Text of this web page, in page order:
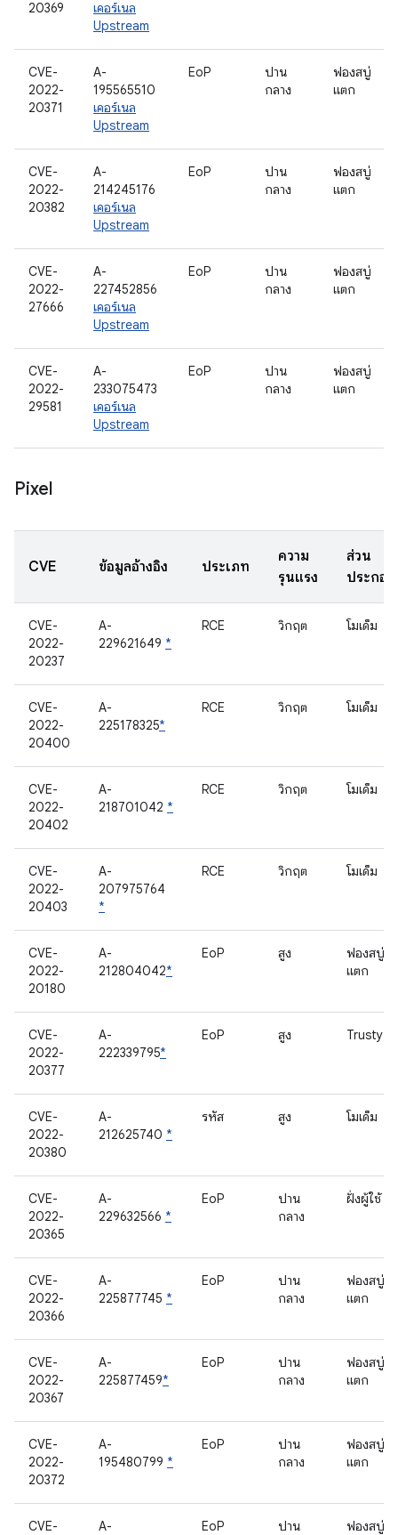
20369
เคอร์เนล
Upstream
CVE-
2022-
20371
A-
195565510
เคอร์เนล
Upstream
EoP
ปาน
กลาง
ฟองสบู่
แตก
CVE-
2022-
20382
A-
214245176
เคอร์เนล
Upstream
EoP
ปาน
กลาง
ฟองสบู่
แตก
CVE-
2022-
27666
A-
227452856
เคอร์เนล
Upstream
EoP
ปาน
กลาง
ฟองสบู่
แตก
CVE-
2022-
29581
A-
233075473
เคอร์เนล
Upstream
EoP
ปาน
กลาง
ฟองสบู่
แตก
Pixel
CVE ข้อมูลอ้างอิง ประเภท
ความ
รุนแรง
ส่วน
ประกอบ
CVE-
2022-
20237
A-
229621649 *
RCE วิกฤต โมเด็ม
CVE-
2022-
20400
A-
225178325*
RCE วิกฤต โมเด็ม
CVE-
2022-
20402
A-
218701042 *
RCE วิกฤต โมเด็ม
CVE-
2022-
20403
A-
207975764
*
RCE วิกฤต โมเด็ม
CVE-
2022-
20180
A-
212804042*
EoP สูง
ฟองสบู่
แตก
CVE-
2022-
20377
A-
222339795*
EoP สูง Trusty
CVE-
2022-
20380
A-
212625740 *
รหัส สูง โมเด็ม
CVE-
2022-
20365
A-
229632566 *
EoP
ปาน
กลาง
ฝั่งผู้ใช้
CVE-
2022-
20366
A-
225877745 *
EoP
ปาน
กลาง
ฟองสบู่
แตก
CVE-
2022-
20367
A-
225877459*
EoP
ปาน
กลาง
ฟองสบู่
แตก
CVE-
2022-
20372
A-
195480799 *
EoP
ปาน
กลาง
ฟองสบู่
แตก
CVE-
A-
EoP
ปาน
ฟองสบู่